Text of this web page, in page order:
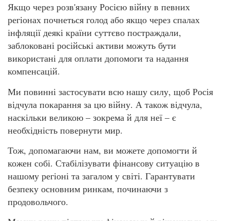
Якщо через розв'язану Росією війну в певних
регіонах почнеться голод або якщо через спалах
інфляції деякі країни суттєво постраждали,
заблоковані російські активи можуть бути
використані для оплати допомоги та надання
компенсацій.
Ми повинні застосувати всю нашу силу, щоб Росія
відчула покарання за цю війну. А також відчула,
наскільки великою – зокрема й для неї – є
необхідність повернути мир.
Тож, допомагаючи нам, ви можете допомогти й
кожен собі. Стабілізувати фінансову ситуацію в
нашому регіоні та загалом у світі. Гарантувати
безпеку основним ринкам, починаючи з
продовольчого.